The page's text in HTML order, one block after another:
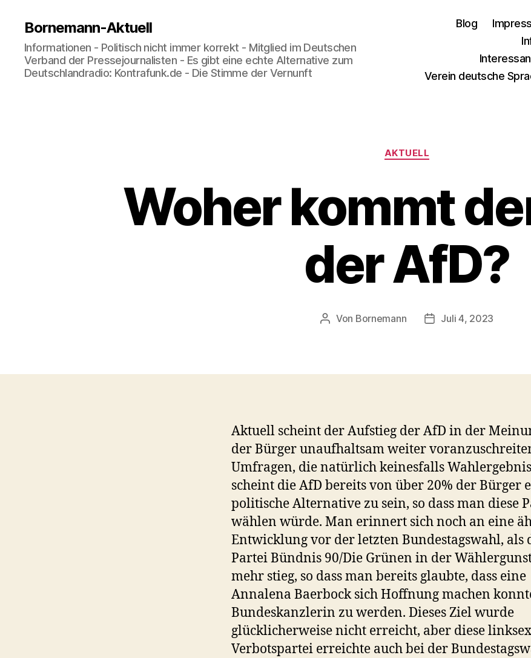
Bornemann-Aktuell
Informationen - Politisch nicht immer korrekt - Mitglied im Deutschen
Verband der Pressejournalisten - Es gibt eine echte Alternative zum
Deutschlandradio: Kontrafunk.de - Die Stimme der Vernunft
Blog
Verein deutsche
Kategorien
AKTUELL
Woher kommt
der AfD?
Beitragsautor
Von Bornemann Veröffentlichungsdatum
Juli 4, 2023
Aktuell scheint der Aufstieg der AfD in der
der Bürger unaufhaltsam weiter
Umfragen, die natürlich keinesfalls
scheint die AfD bereits von über 20% der Bürger
politische Alternative zu sein, so dass man diese
wählen würde. Man erinnert sich noch an eine
Entwicklung vor der letzten Bundestagswahl, als
Partei Bündnis 90/Die Grünen in der
mehr stieg, so dass man bereits glaubte, dass eine
Annalena Baerbock sich Hoffnung machen
Bundeskanzlerin zu werden. Dieses Ziel wurde
glücklicherweise nicht erreicht, aber diese
Verbotspartei erreichte auch bei der